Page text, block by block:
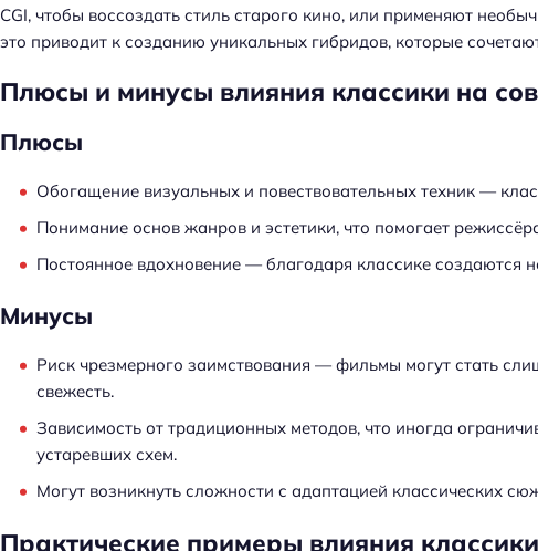
CGI, чтобы воссоздать стиль старого кино, или применяют
это приводит к созданию уникальных гибридов, которые
Плюсы и минусы влияния классики на
Плюсы
Обогащение визуальных и повествовательных техник —
Понимание основ жанров и эстетики, что помогает
Постоянное вдохновение — благодаря классике
Минусы
Риск чрезмерного заимствования — фильмы могут стать
свежесть.
Зависимость от традиционных методов, что иногда
устаревших схем.
Могут возникнуть сложности с адаптацией классических
Практические примеры влияния